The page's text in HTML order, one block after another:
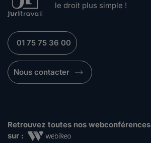
le droit plus simple !
01 75 75 36 00
Nous contacter
Retrouvez toutes nos webconférences
sur :